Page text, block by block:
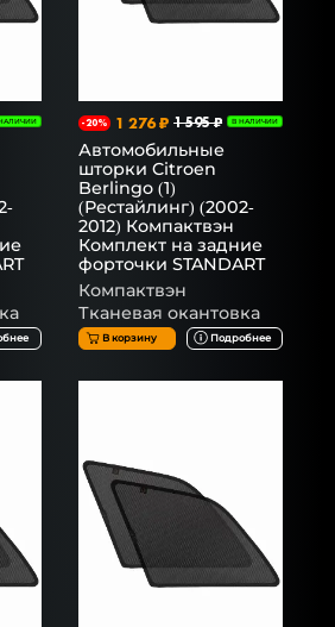
-20% 1 276 ₽ 1 595 ₽ В НАЛИЧИИ
Автомобильные
шторки Citroen
Berlingo (1)
(Рестайлинг) (2002-
2012) Компактвэн
Комплект на задние
форточки STANDART
Компактвэн
Тканевая окантовка
В корзину Подробнее